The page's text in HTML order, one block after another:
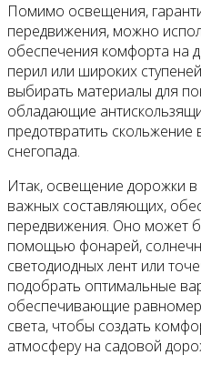
Помимо освещения,
передвижения, можно
обеспечения комфорта на
перил или широких
выбирать материалы для
обладающие
предотвратить
снегопада.
Итак, освещение дорожки в
важных составляющих,
передвижения. Оно может
помощью фонарей,
светодиодных лент или
подобрать оптимальные
обеспечивающие
света, чтобы создать
атмосферу на садовой